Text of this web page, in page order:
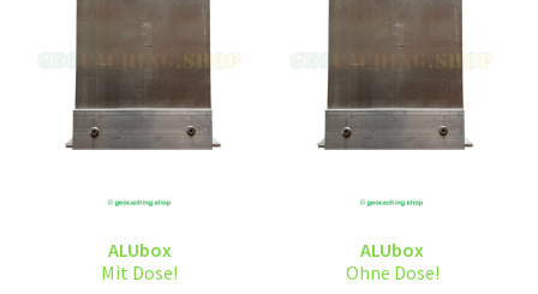
ALUbox
Mit Dose!
ALUbox
Ohne Dose!